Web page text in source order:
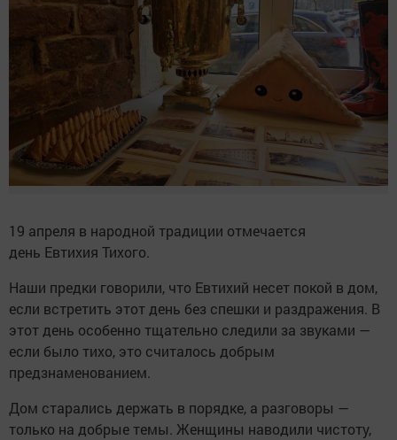
19 апреля в народной традиции отмечается
день Евтихия Тихого.
Наши предки говорили, что Евтихий несет покой в дом,
если встретить этот день без спешки и раздражения. В
этот день особенно тщательно следили за звуками —
если было тихо, это считалось добрым
предзнаменованием.
Дом старались держать в порядке, а разговоры —
только на добрые темы. Женщины наводили чистоту,